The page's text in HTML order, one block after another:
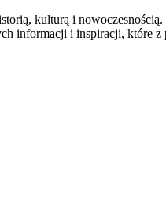
kulturą i
informacji i inspiracji, które z